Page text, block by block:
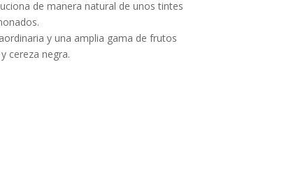
de manera natural de unos tintes
y una amplia gama de frutos
cereza negra.